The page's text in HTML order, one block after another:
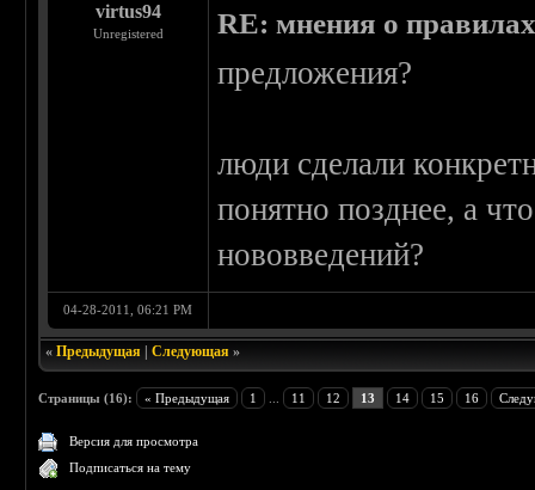
virtus94
Unregistered RE: мнения о
предложения?
люди сделали
понятно позднее, а
нововведений?
04-28-2011, 06:21 PM
«Предыдущая |Следующая »
Страницы (16): « Предыдущая 1 11 12 13 14 15 16
Версия для просмотра
Подписаться на тему